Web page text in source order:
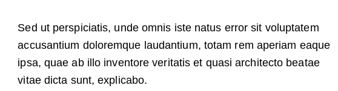
Sed ut perspiciatis, unde omnis iste natus error sit voluptatem
accusantium doloremque laudantium, totam rem aperiam eaque
ipsa, quae ab illo inventore veritatis et quasi architecto beatae
vitae dicta sunt, explicabo.